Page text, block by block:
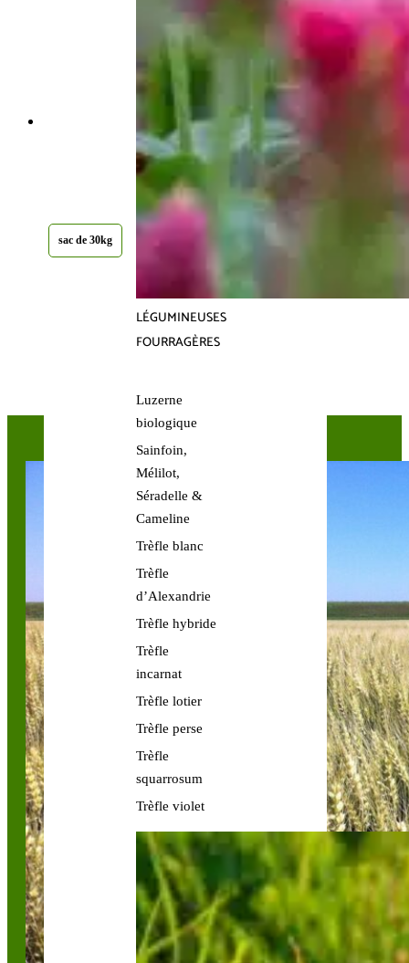
LÉGUMINEUSES
FOURRAGÈRES
Luzerne
biologique
Sainfoin,
Mélilot,
Séradelle &
Cameline
Trèfle blanc
Trèfle
d’Alexandrie
Trèfle hybride
Trèfle
incarnat
Trèfle lotier
Trèfle perse
Trèfle
squarrosum
Trèfle violet
GESSE DE PRINTEMPS BIO
Gesse de printemps
sac de 30kg
Ajouter au panier